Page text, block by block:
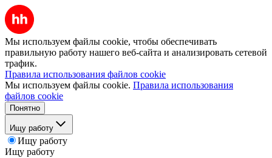
Мы используем файлы cookie, чтобы обеспечивать
правильную работу нашего веб-сайта и анализировать сетевой
трафик.
Правила использования файлов cookie
Мы используем файлы cookie. Правила использования
файлов cookie
Понятно
Ищу работу
Ищу работу
Ищу работу